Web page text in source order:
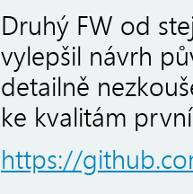
Druhý FW od
vylepšil návrh
detailně
ke kvalitám
https://